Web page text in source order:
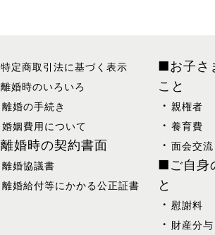
特定商取引法に基づく表示
離婚時のいろいろ
離婚の手続き
婚姻費用について
離婚時の契約書面
離婚協議書
離婚給付等にかかる公正証書
お子さ
こと
親権者
養育費
面会交流
ご自身
と
慰謝料
財産分与